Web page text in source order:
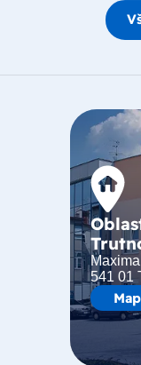
541 01